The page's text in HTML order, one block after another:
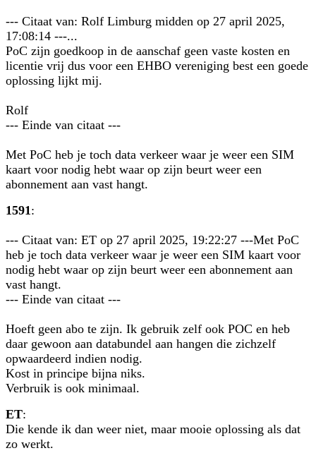
--- Citaat van: Rolf Limburg midden op 27 april 2025,
17:08:14 ---...
PoC zijn goedkoop in de aanschaf geen vaste kosten en
licentie vrij dus voor een EHBO vereniging best een goede
oplossing lijkt mij.
Rolf
--- Einde van citaat ---
Met PoC heb je toch data verkeer waar je weer een SIM
kaart voor nodig hebt waar op zijn beurt weer een
abonnement aan vast hangt.
1591:
--- Citaat van: ET op 27 april 2025, 19:22:27 ---Met PoC
heb je toch data verkeer waar je weer een SIM kaart voor
nodig hebt waar op zijn beurt weer een abonnement aan
vast hangt.
--- Einde van citaat ---
Hoeft geen abo te zijn. Ik gebruik zelf ook POC en heb
daar gewoon aan databundel aan hangen die zichzelf
opwaardeerd indien nodig.
Kost in principe bijna niks.
Verbruik is ook minimaal.
ET:
Die kende ik dan weer niet, maar mooie oplossing als dat
zo werkt.